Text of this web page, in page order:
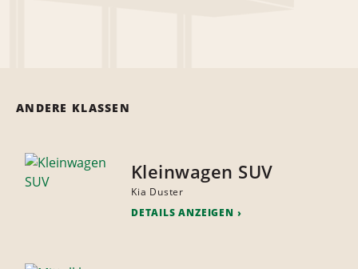
ANDERE KLASSEN
Kleinwagen SUV
Kia Duster
DETAILS ANZEIGEN